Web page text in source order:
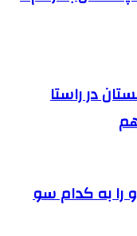
در راستا
را به کدام سو